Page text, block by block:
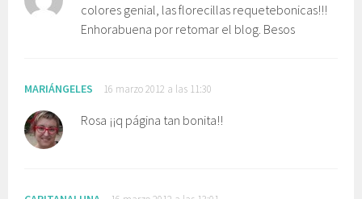
colores genial, las florecillas requetebonicas!!!
Enhorabuena por retomar el blog. Besos
MARIÁNGELES 16 marzo 2012 a las 11:30
Rosa ¡¡q página tan bonita!!